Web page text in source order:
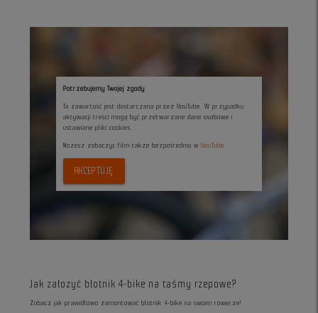
Potrzebujemy Twojej zgody
Ta zawartość jest dostarczana przez YouTube. W przypadku
aktywacji treści mogą być przetwarzane dane osobowe i
ustawiane pliki cookies.
Możesz zobaczyc film także bezpośrednio w YouTube
AKCEPTUJĘ
Jak załozyć błotnik 4-bike na taśmy rzepowe?
Zobacz jak prawidłowo zamontować błotnik 4-bike na swoim rowerze!